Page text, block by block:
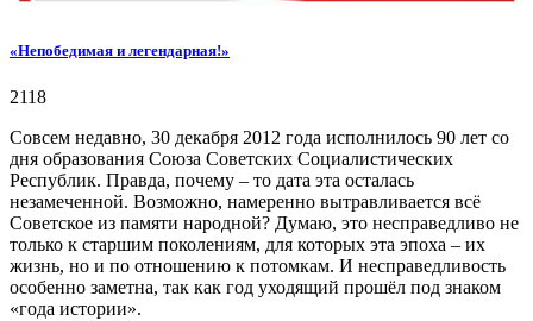
«Непобедимая и легендарная!»
2118
Совсем недавно, 30 декабря 2012 года исполнилось 90 лет со
дня образования Союза Советских Социалистических
Республик. Правда, почему – то дата эта осталась
незамеченной. Возможно, намеренно вытравливается всё
Советское из памяти народной? Думаю, это несправедливо не
только к старшим поколениям, для которых эта эпоха – их
жизнь, но и по отношению к потомкам. И несправедливость
особенно заметна, так как год уходящий прошёл под знаком
«года истории».